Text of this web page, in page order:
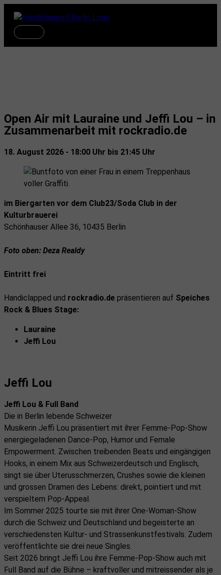
Inhalt
springen
Hauptmenü
Open Air mit Lauraine und Jeffi Lou – in
Zusammenarbeit mit rockradio.de
18. August 2026 - 18:00 Uhr bis 21:45 Uhr
im Biergarten vor dem Club23/Soda Club in der
Kulturbrauerei
Schönhauser Allee 36, 10435 Berlin
Foto oben: Deza Realdy
Eintritt frei
Handiclapped und rockradio.de präsentieren auf Speiches
Rock & Blues Stage:
Lauraine
Jeffi Lou
Jeffi Lou
Jeffi Lou & Full Band
Die in Berlin lebende Schweizer
Musikerin Jeffi Lou präsentiert mit ihrer Femme-Pop-Show
energiegeladenen Dance-Pop, Humor und Female
Empowerment. Zwischen treibenden Beats und eingängigen
Hooks, in einem Mix aus Schweizerdeutsch und Englisch,
singt sie über Uterusschmerzen, Crushes sowie die kleinen
und grossen Dramen des Lebens: direkt, pointiert und mit
verspieltem Pop-Appeal.
Im Sommer 2025 tourte sie mit ihrer One-Woman-Show
durch die Schweiz und Deutschland und begeisterte an
verschiedensten Kultur- und Strassenkunstfestivals. Zudem
veröffentlichte sie drei neue Singles.
Seit 2026 bringt Jeffi Lou ihre Femme-Pop-Show auch mit
Full Band auf die Bühne – kraftvoller und mitreissender als je